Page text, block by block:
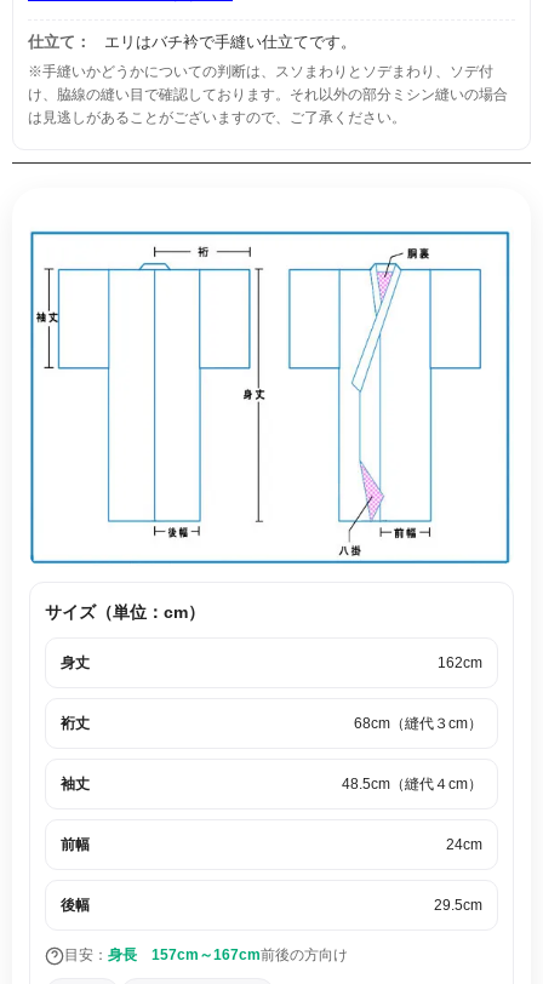
仕立て： エリはバチ衿で手縫い仕立てです。
※手縫いかどうかについての判断は、スソまわりとソデまわり、ソデ付
け、脇線の縫い目で確認しております。それ以外の部分ミシン縫いの場合
は見逃しがあることがございますので、ご了承ください。
サイズ（単位：cm）
身丈 162cm
裄丈 68cm（縫代３cm）
袖丈 48.5cm（縫代４cm）
前幅 24cm
後幅 29.5cm
目安： 身長 157cm～167cm前後の方向け